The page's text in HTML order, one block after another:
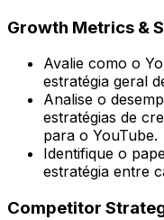
Growth Metrics &
Avalie como o
estratégia geral
Analise o
estratégias de
para o YouTube.
Identifique o
estratégia entre
Competitor